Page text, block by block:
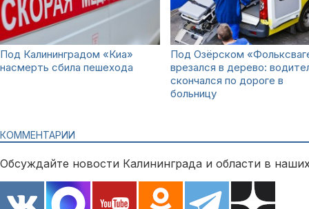
Под Калининградом «Киа»
насмерть сбила пешехода
Под Озёрском
врезался в дерево:
скончался по дороге в
больницу
КОММЕНТАРИИ
Обсуждайте новости Калининграда и области в